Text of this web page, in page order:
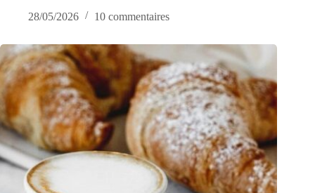
28/05/2026
10 commentaires